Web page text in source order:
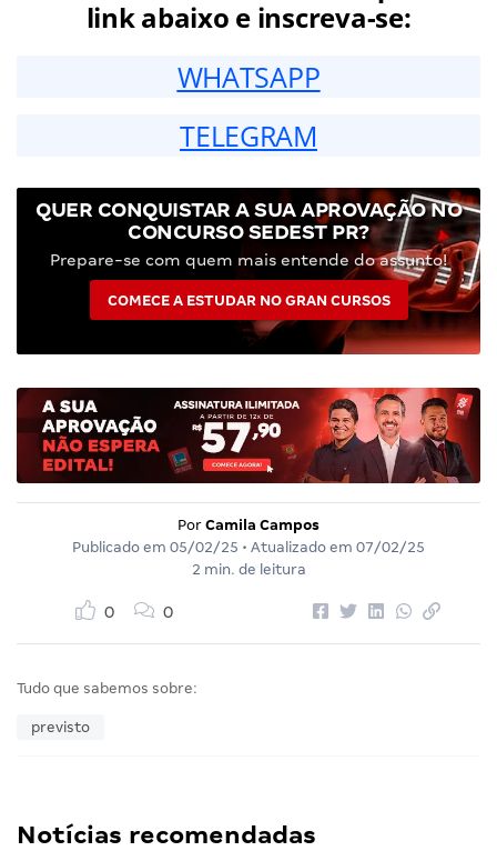
link abaixo e inscreva-se:
WHATSAPP
TELEGRAM
QUER CONQUISTAR A SUA APROVAÇÃO NO
CONCURSO SEDEST PR?
Prepare-se com quem mais entende do assunto!
COMECE A ESTUDAR NO GRAN CURSOS
Por Camila Campos
Publicado em 05/02/25 • Atualizado em 07/02/25
2 min. de leitura
0 0
Tudo que sabemos sobre:
previsto
Notícias recomendadas